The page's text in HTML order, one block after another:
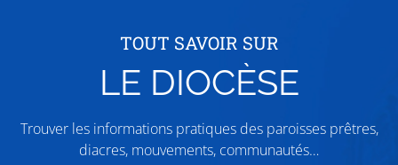
TOUT SAVOIR SUR
LE DIOCÈSE
Trouver les informations pratiques des paroisses prêtres,
diacres, mouvements, communautés…